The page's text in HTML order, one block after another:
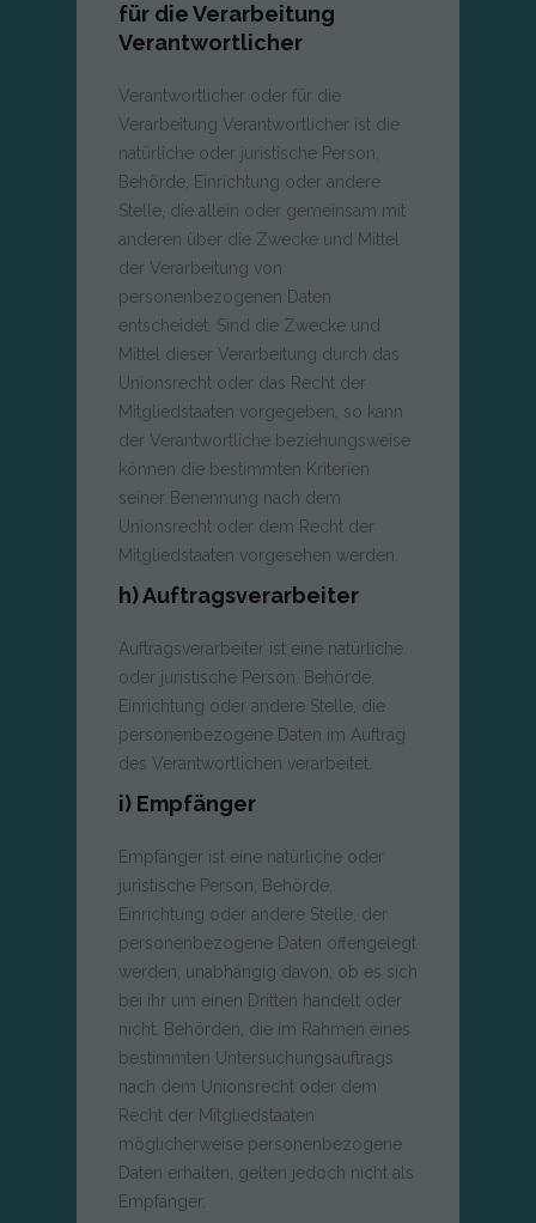
für die Verarbeitung
Verantwortlicher
Verantwortlicher oder für die
Verarbeitung Verantwortlicher ist die
natürliche oder juristische Person,
Behörde, Einrichtung oder andere
Stelle, die allein oder gemeinsam mit
anderen über die Zwecke und Mittel
der Verarbeitung von
personenbezogenen Daten
entscheidet. Sind die Zwecke und
Mittel dieser Verarbeitung durch das
Unionsrecht oder das Recht der
Mitgliedstaaten vorgegeben, so kann
der Verantwortliche beziehungsweise
können die bestimmten Kriterien
seiner Benennung nach dem
Unionsrecht oder dem Recht der
Mitgliedstaaten vorgesehen werden.
h) Auftragsverarbeiter
Auftragsverarbeiter ist eine natürliche
oder juristische Person, Behörde,
Einrichtung oder andere Stelle, die
personenbezogene Daten im Auftrag
des Verantwortlichen verarbeitet.
i) Empfänger
Empfänger ist eine natürliche oder
juristische Person, Behörde,
Einrichtung oder andere Stelle, der
personenbezogene Daten offengelegt
werden, unabhängig davon, ob es sich
bei ihr um einen Dritten handelt oder
nicht. Behörden, die im Rahmen eines
bestimmten Untersuchungsauftrags
nach dem Unionsrecht oder dem
Recht der Mitgliedstaaten
möglicherweise personenbezogene
Daten erhalten, gelten jedoch nicht als
Empfänger.